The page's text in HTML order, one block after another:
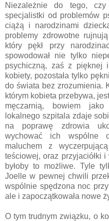
Niezależnie do tego,
specjalistki od problemów
ciążą i narodzinami
problemy zdrowotne
który pękł przy
spowodował nie tylko
psychiczną, zaś z pięknej
kobiety, pozostała tylko
do świata bez zrozumienia.
którym kobieta przebywa,
męczarnią, bowiem
lokalnego szpitala zdaje
na poprawę zdrowia
wychować ich wspólne
maluchem z
teściowej, oraz przyjaciółki
byłoby to możliwe. Tyle
Joelle w pewnej chwili
wspólnie spędzona noc
ale i zapoczątkowała nowe
O tym trudnym związku, o